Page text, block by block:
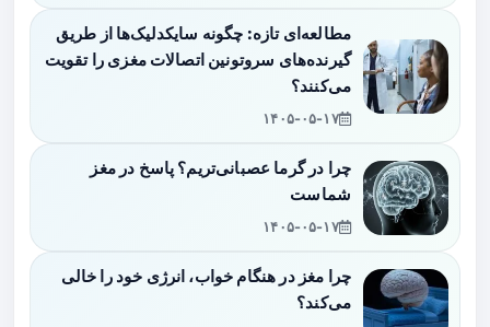
مطالعه‌ای تازه: چگونه سایکدلیک‌ها از طریق
گیرنده‌های سروتونین اتصالات مغزی را تقویت
می‌کنند؟
۱۴۰۵-۰۵-۱۷
چرا در گرما عصبانی‌تریم؟ پاسخ در مغز
شماست
۱۴۰۵-۰۵-۱۷
چرا مغز در هنگام خواب، انرژی خود را خالی
می‌کند؟